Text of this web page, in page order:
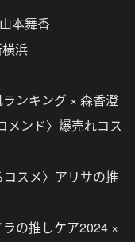
本舞香
浜
ンキング × 森香澄
メンド〉爆売れコス
スメ〉アリサの推
の推しケア2024 ×